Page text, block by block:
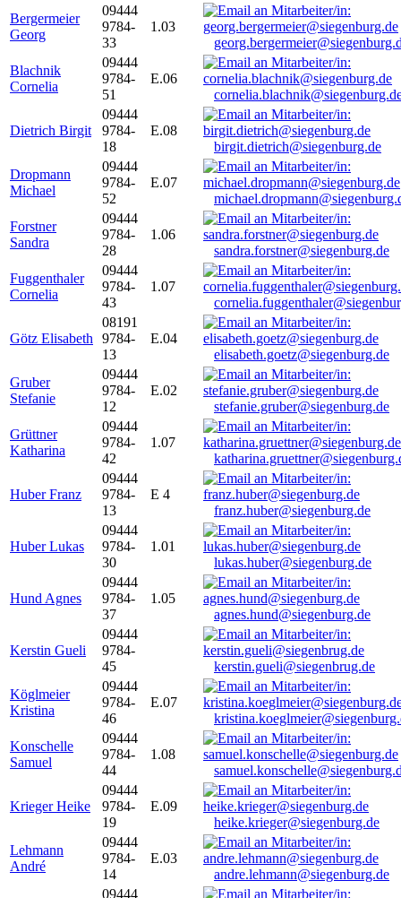
Bergermeier
Georg
09444
9784-
33
1.03
Blachnik
Cornelia
09444
9784-
51
E.06
Dietrich Birgit
09444
9784-
18
E.08
birgit.dietrich@siegenburg.de
Dropmann
Michael
09444
9784-
52
E.07
Forstner
Sandra
09444
9784-
28
1.06
sandra.forstner@siegenburg.de
Fuggenthaler
Cornelia
09444
9784-
43
1.07
Götz Elisabeth
08191
9784-
13
E.04
elisabeth.goetz@siegenburg.de
Gruber
Stefanie
09444
9784-
12
E.02
stefanie.gruber@siegenburg.de
Grüttner
Katharina
09444
9784-
42
1.07
Huber Franz
09444
9784-
13
E 4
franz.huber@siegenburg.de
Huber Lukas
09444
9784-
30
1.01
lukas.huber@siegenburg.de
Hund Agnes
09444
9784-
37
1.05
agnes.hund@siegenburg.de
Kerstin Gueli
09444
9784-
45
kerstin.gueli@siegenbrug.de
Köglmeier
Kristina
09444
9784-
46
E.07
Konschelle
Samuel
09444
9784-
44
1.08
Krieger Heike
09444
9784-
19
E.09
heike.krieger@siegenburg.de
Lehmann
André
09444
9784-
14
E.03
andre.lehmann@siegenburg.de
09444